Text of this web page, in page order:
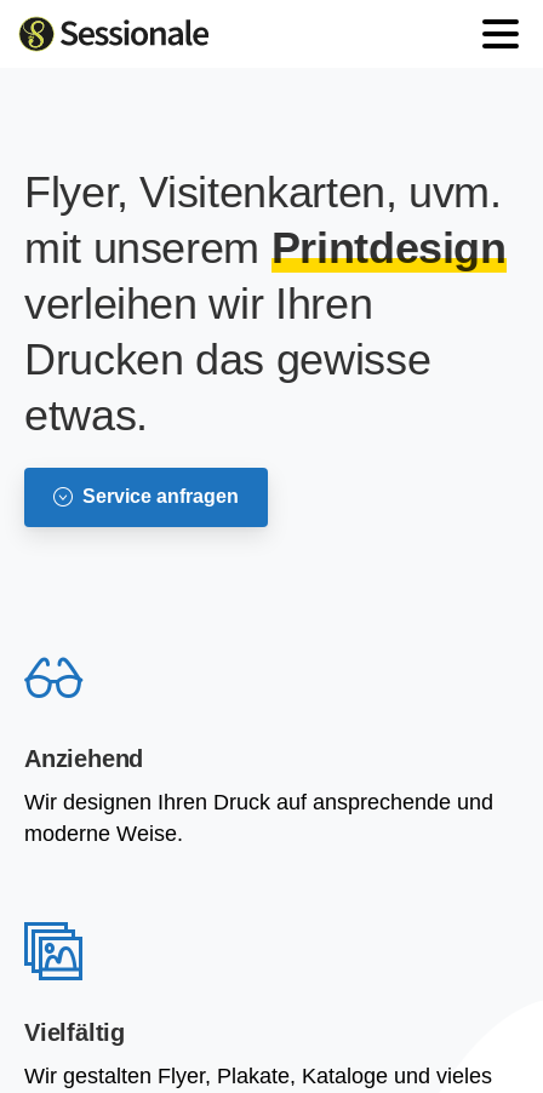
Flyer, Visitenkarten, uvm.
mit unserem Printdesign
verleihen wir Ihren
Drucken das gewisse
etwas.
Service anfragen
Anziehend
Wir designen Ihren Druck auf ansprechende und
moderne Weise.
Vielfältig
Wir gestalten Flyer, Plakate, Kataloge und vieles